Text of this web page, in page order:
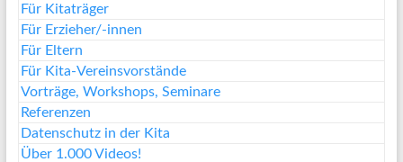
Für Kitaträger
Für Erzieher/-innen
Für Eltern
Für Kita-Vereinsvorstände
Vorträge, Workshops, Seminare
Referenzen
Datenschutz in der Kita
Über 1.000 Videos!